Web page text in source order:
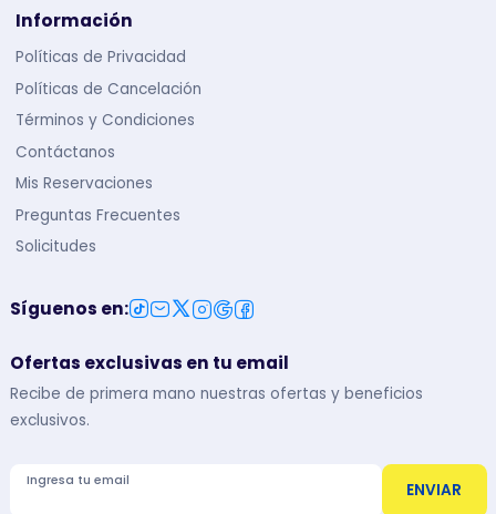
Información
Políticas de Privacidad
Políticas de Cancelación
Términos y Condiciones
Contáctanos
Mis Reservaciones
Preguntas Frecuentes
Solicitudes
Síguenos en:
Ofertas exclusivas en tu email
Recibe de primera mano nuestras ofertas y beneficios
exclusivos.
Ingresa tu email
ENVIAR